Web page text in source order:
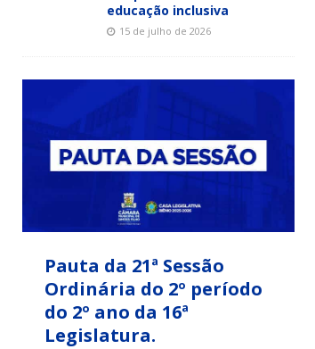
educação inclusiva
15 de julho de 2026
Pauta da 21ª Sessão
Ordinária do 2º período
do 2º ano da 16ª
Legislatura.